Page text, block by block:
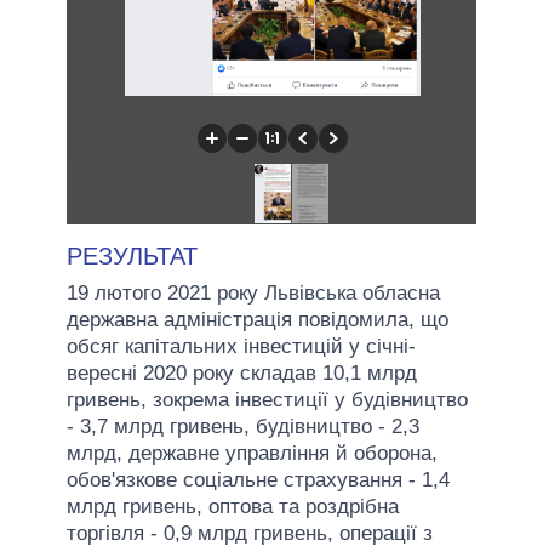
РЕЗУЛЬТАТ
19 лютого 2021 року Львівська обласна
державна адміністрація повідомила, що
обсяг капітальних інвестицій у січні-
вересні 2020 року складав 10,1 млрд
гривень, зокрема інвестиції у будівництво
- 3,7 млрд гривень, будівництво - 2,3
млрд, державне управління й оборона,
обов'язкове соціальне страхування - 1,4
млрд гривень, оптова та роздрібна
торгівля - 0,9 млрд гривень, операції з